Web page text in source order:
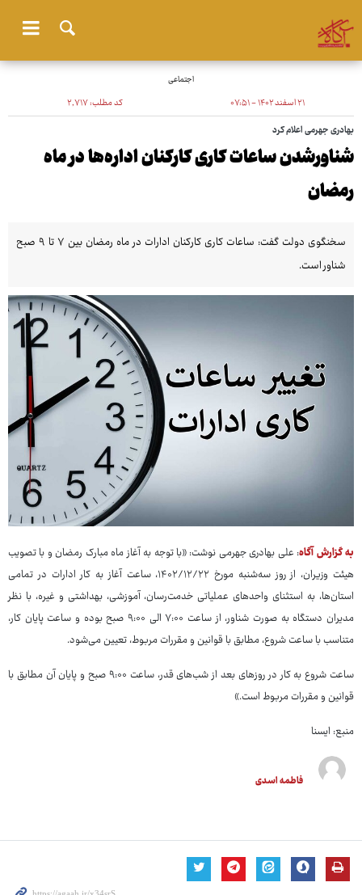
اجتماعی
۲۱ اسفند ۱۴۰۲ - ۰۷:۵۱ کد مطلب:۲٬۷۱۷
بهادری جهرمی اعلام کرد
شناورشدن ساعات کاری کارکنان اداره‌ها در ماه
رمضان
سخنگوی دولت گفت: ساعات کاری کارکنان ادارات در ماه رمضان بین ۷ تا ۹ صبح
شناور است.
به گزارش آگاه: علی بهادری جهرمی نوشت: «با توجه به آغاز ماه مبارک رمضان و با تصویب
هیئت وزیران، از روز سه‌شنبه مورخ ۱۴۰۲/۱۲/۲۲، ساعت آغاز به کار ادارات در تمامی
استان‌ها، به استثنای واحدهای عملیاتی خدمت‌رسان، آموزشی، بهداشتی و غیره، با نظر
مدیران دستگاه به صورت شناور، از ساعت ۷:۰۰ الی ۹:۰۰ صبح بوده و ساعت پایان کار،
متناسب با ساعت شروع، مطابق با قوانین و مقررات مربوط، تعیین می‌شود.
ساعت شروع به کار در روزهای بعد از شب‌های قدر، ساعت ۹:۰۰ صبح و پایان آن مطابق با
قوانین و مقررات مربوط است.»
منبع: ایسنا
فاطمه اسدی